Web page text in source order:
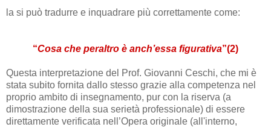
la si può tradurre e inquadrare più correttamente come:
“Cosa che peraltro è anch’essa figurativa”(2)
Questa interpretazione del Prof. Giovanni Ceschi, che mi è
stata subito fornita dallo stesso grazie alla competenza nel
proprio ambito di insegnamento, pur con la riserva (a
dimostrazione della sua serietà professionale) di essere
direttamente verificata nell’Opera originale (all'interno,